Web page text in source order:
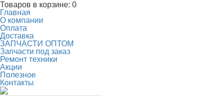
Товаров в корзине: 0
Главная
О компании
Оплата
Доставка
ЗАПЧАСТИ ОПТОМ
Запчасти под заказ
Ремонт техники
Акции
Полезное
Контакты